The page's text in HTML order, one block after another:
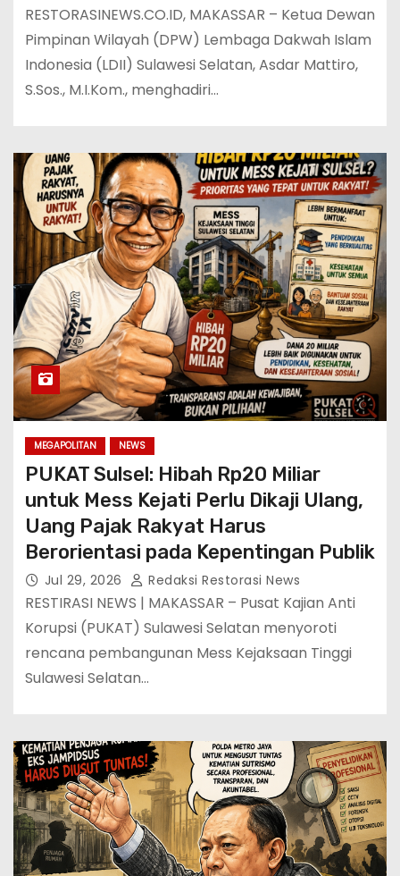
RESTORASINEWS.CO.ID, MAKASSAR – Ketua Dewan
Pimpinan Wilayah (DPW) Lembaga Dakwah Islam
Indonesia (LDII) Sulawesi Selatan, Asdar Mattiro,
S.Sos., M.I.Kom., menghadiri…
MEGAPOLITAN NEWS
PUKAT Sulsel: Hibah Rp20 Miliar
untuk Mess Kejati Perlu Dikaji Ulang,
Uang Pajak Rakyat Harus
Berorientasi pada Kepentingan Publik
Jul 29, 2026 Redaksi Restorasi News
RESTIRASI NEWS | MAKASSAR – Pusat Kajian Anti
Korupsi (PUKAT) Sulawesi Selatan menyoroti
rencana pembangunan Mess Kejaksaan Tinggi
Sulawesi Selatan…